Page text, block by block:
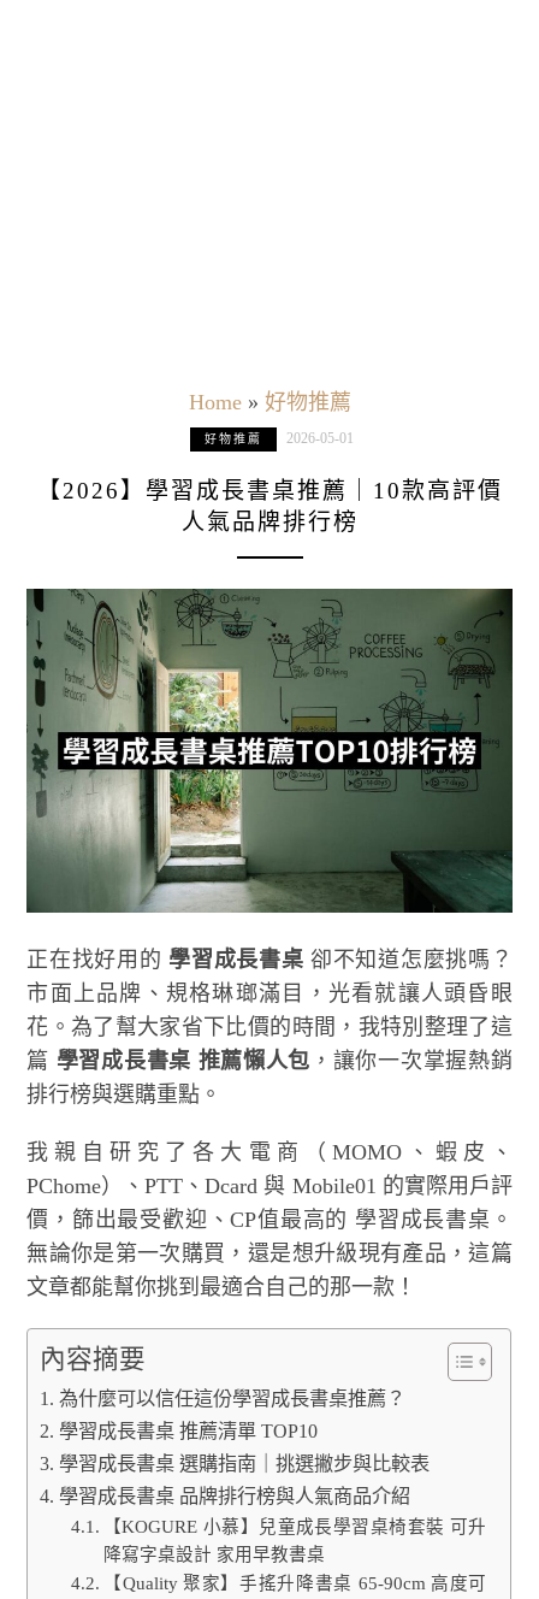
Home» 好物推薦
好物推薦 2026-05-01
【2026】學習成長書桌推薦｜10款高評價
人氣品牌排行榜
正在找好用的 學習成長書桌 卻不知道怎麼挑嗎？
市面上品牌、規格琳瑯滿目，光看就讓人頭昏眼
花。為了幫大家省下比價的時間，我特別整理了這
篇 學習成長書桌 推薦懶人包 ，讓你一次掌握熱銷
排行榜與選購重點。
我親自研究了各大電商（MOMO、蝦皮、
PChome）、PTT、Dcard 與 Mobile01 的實際用戶評
價，篩出最受歡迎、CP值最高的 學習成長書桌。
無論你是第一次購買，還是想升級現有產品，這篇
文章都能幫你挑到最適合自己的那一款！
內容摘要
為什麼可以信任這份學習成長書桌推薦？
學習成長書桌 推薦清單 TOP10
學習成長書桌 選購指南｜挑選撇步與比較表
學習成長書桌 品牌排行榜與人氣商品介紹
【KOGURE 小慕】兒童成長學習桌椅套裝 可升
降寫字桌設計 家用早教書桌
【Quality 聚家】手搖升降書桌 65-90cm 高度可